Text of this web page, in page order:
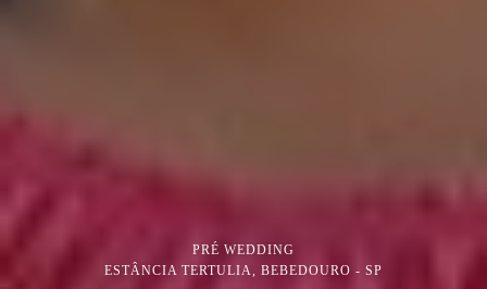
PRÉ WEDDING
ESTÂNCIA TERTULIA, BEBEDOURO - SP